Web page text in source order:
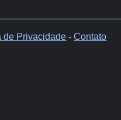
de Privacidade -Contato